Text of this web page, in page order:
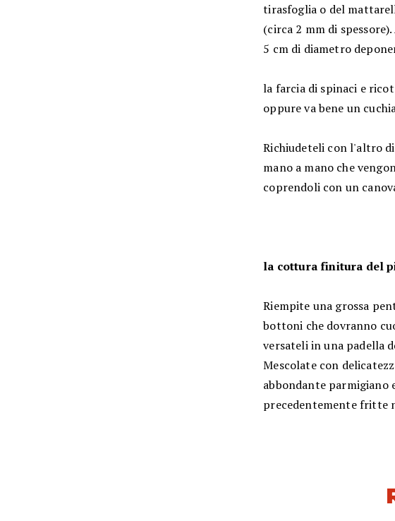
tirasfoglia o del
(circa 2 mm di
5 cm di diametro
la farcia di spinaci e
oppure va bene un
Richiudeteli con l'altro
mano a mano che
coprendoli con un
la cottura finitura del
Riempite una grossa
bottoni che dovranno
versateli in una padella
Mescolate con
abbondante parmigiano
precedentemente fritte